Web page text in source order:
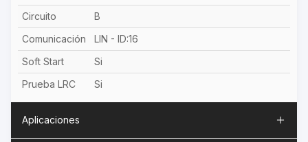
Circuito
B
Comunicación
LIN - ID:16
Soft Start
Si
Prueba LRC
Si
Aplicaciones